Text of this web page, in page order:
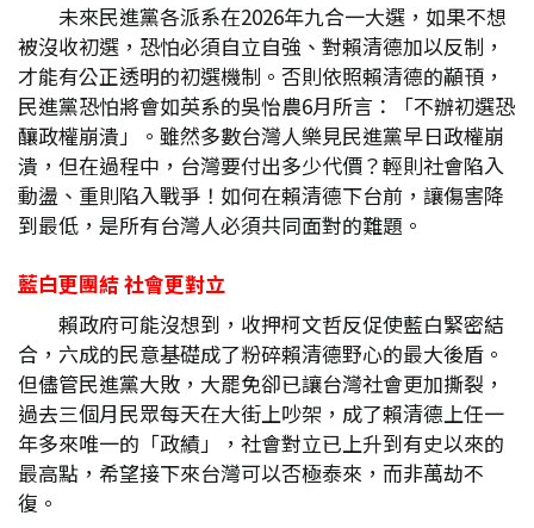
未來民進黨各派系在2026年九合一大選，如果不想
被沒收初選，恐怕必須自立自強、對賴清德加以反制，
才能有公正透明的初選機制。否則依照賴清德的顢頇，
民進黨恐怕將會如英系的吳怡農6月所言：「不辦初選恐
釀政權崩潰」。雖然多數台灣人樂見民進黨早日政權崩
潰，但在過程中，台灣要付出多少代價？輕則社會陷入
動盪、重則陷入戰爭！如何在賴清德下台前，讓傷害降
到最低，是所有台灣人必須共同面對的難題。
藍白更團結社會更對立
賴政府可能沒想到，收押柯文哲反促使藍白緊密結
合，六成的民意基礎成了粉碎賴清德野心的最大後盾。
但儘管民進黨大敗，大罷免卻已讓台灣社會更加撕裂，
過去三個月民眾每天在大街上吵架，成了賴清德上任一
年多來唯一的「政績」，社會對立已上升到有史以來的
最高點，希望接下來台灣可以否極泰來，而非萬劫不
復。